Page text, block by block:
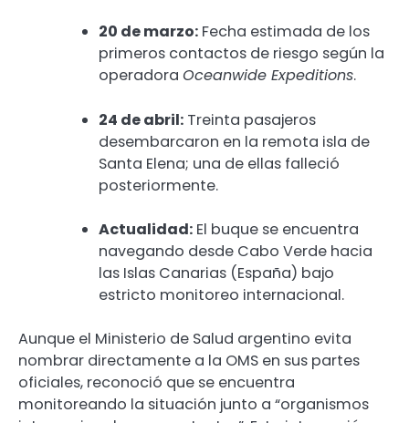
20 de marzo: Fecha estimada de los
primeros contactos de riesgo según la
operadora Oceanwide Expeditions.
24 de abril: Treinta pasajeros
desembarcaron en la remota isla de
Santa Elena; una de ellas falleció
posteriormente.
Actualidad: El buque se encuentra
navegando desde Cabo Verde hacia
las Islas Canarias (España) bajo
estricto monitoreo internacional.
Aunque el Ministerio de Salud argentino evita
nombrar directamente a la OMS en sus partes
oficiales, reconoció que se encuentra
monitoreando la situación junto a “organismos